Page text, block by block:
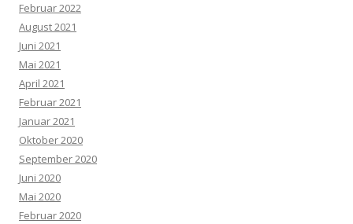
Februar 2022
August 2021
Juni 2021
Mai 2021
April 2021
Februar 2021
Januar 2021
Oktober 2020
September 2020
Juni 2020
Mai 2020
Februar 2020